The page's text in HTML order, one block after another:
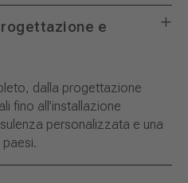
e
dalla progettazione
fino all’installazione
personalizzata e una